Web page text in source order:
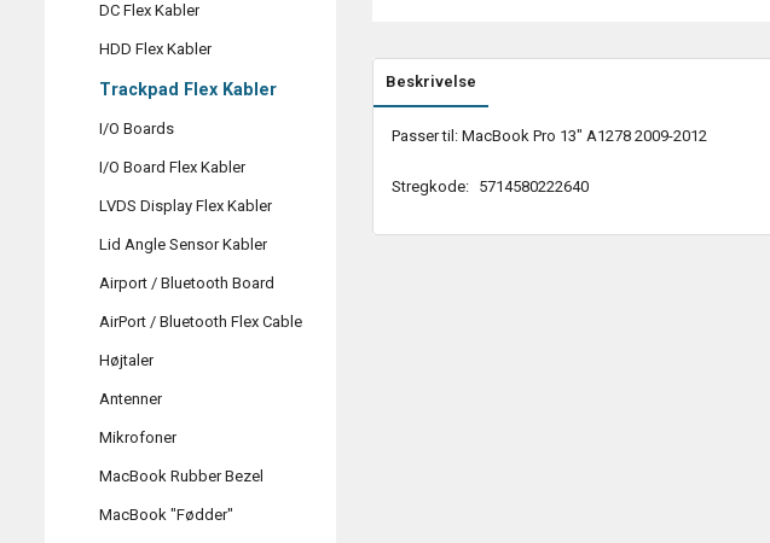
DC Flex Kabler
HDD Flex Kabler
Trackpad Flex Kabler
I/O Boards
I/O Board Flex Kabler
LVDS Display Flex Kabler
Lid Angle Sensor Kabler
Airport / Bluetooth Board
AirPort / Bluetooth Flex Cable
Højtaler
Antenner
Mikrofoner
MacBook Rubber Bezel
MacBook "Fødder"
Beskrivelse
Passer til: MacBook Pro 13" A1278 2009-2012
Stregkode: 5714580222640